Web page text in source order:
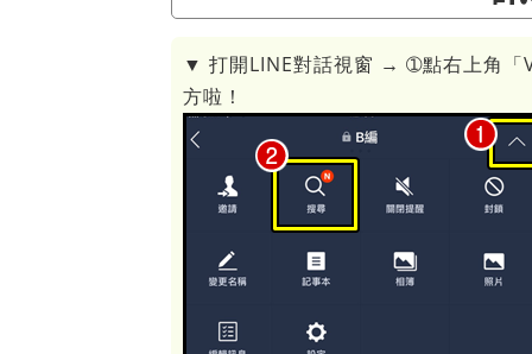
▼ 打開LINE對話視窗 → ➀點右上角
方啦！